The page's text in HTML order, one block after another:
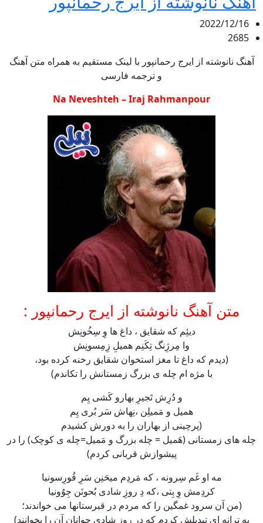
2022/12/16
2685
آهنگ نانوشته از ایرج رحمانپور با لینک مستقیم به همراه متن آهنگ
و ترجمه فارسی
Na Neveshteh – Iraj Rahmanpour
متن آهنگ نانوشته از ایرج رحمانپور :
دیئِم که شقایق ، داغ ها وِ سِخُونِش
وا مِرژِنگ تِکَنِم همیلِ زِمِسونِش
(دیدم که داغ تا مغز استخوان شقایق رخنه کرده بود،
با مژه ام چله ی بزرگ زمستانش را تکاندم)
و دُرِش تَجیرِ بهارو کَشی یِم
همیل و مَمیلِن ،نِهاش سَر بُری یِم
(پرچینی از بهاران را به دورش کشیدم
چله های زمستانی (هَمیل = چله بزرگ و مَمیل=چله ی کوچک) را در
پیشوازش قربانی کردم)
مه او غَم سِرونه ، که مَردِم میحَنِن سَرِ قُورِسونیا
کردِمش وِ بِتی ،که دِ روزِ شادی بُحونَن جِوُونیا
(من آن سرود غمگین را که مردم در قبرستانها می خواندند؛
به ترانه ای تبدیلش کردم که در روز شادی جوانان آن را بخوانند)